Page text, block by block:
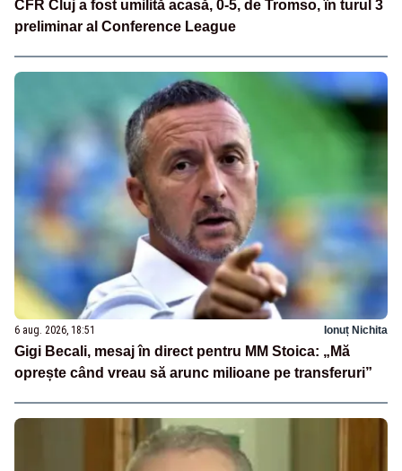
CFR Cluj a fost umilită acasă, 0-5, de Tromso, în turul 3
preliminar al Conference League
6 aug. 2026, 18:51 Ionuț Nichita
Gigi Becali, mesaj în direct pentru MM Stoica: „Mă
oprește când vreau să arunc milioane pe transferuri”